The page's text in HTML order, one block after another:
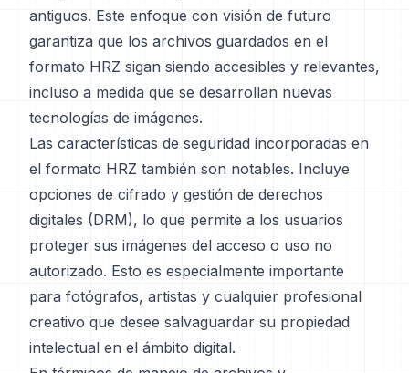
antiguos. Este enfoque con visión de futuro
garantiza que los archivos guardados en el
formato HRZ sigan siendo accesibles y relevantes,
incluso a medida que se desarrollan nuevas
tecnologías de imágenes.
Las características de seguridad incorporadas en
el formato HRZ también son notables. Incluye
opciones de cifrado y gestión de derechos
digitales (DRM), lo que permite a los usuarios
proteger sus imágenes del acceso o uso no
autorizado. Esto es especialmente importante
para fotógrafos, artistas y cualquier profesional
creativo que desee salvaguardar su propiedad
intelectual en el ámbito digital.